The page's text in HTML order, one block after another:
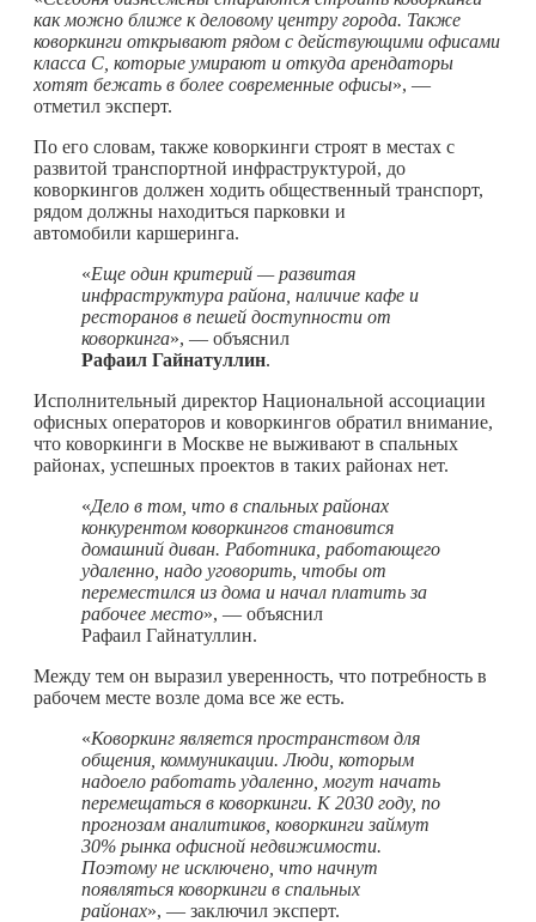
как можно ближе к деловому центру города. Также
коворкинги открывают рядом с действующими офисами
класса С, которые умирают и откуда арендаторы
хотят бежать в более современные офисы», —
отметил эксперт.
По его словам, также коворкинги строят в местах с
развитой транспортной инфраструктурой, до
коворкингов должен ходить общественный транспорт,
рядом должны находиться парковки и
автомобили каршеринга.
«Еще один критерий — развитая
инфраструктура района, наличие кафе и
ресторанов в пешей доступности от
коворкинга», — объяснил
Рафаил Гайнатуллин.
Исполнительный директор Национальной ассоциации
офисных операторов и коворкингов обратил внимание,
что коворкинги в Москве не выживают в спальных
районах, успешных проектов в таких районах нет.
«Дело в том, что в спальных районах
конкурентом коворкингов становится
домашний диван. Работника, работающего
удаленно, надо уговорить, чтобы от
переместился из дома и начал платить за
рабочее место», — объяснил
Рафаил Гайнатуллин.
Между тем он выразил уверенность, что потребность в
рабочем месте возле дома все же есть.
«Коворкинг является пространством для
общения, коммуникации. Люди, которым
надоело работать удаленно, могут начать
перемещаться в коворкинги. К 2030 году, по
прогнозам аналитиков, коворкинги займут
30% рынка офисной недвижимости.
Поэтому не исключено, что начнут
появляться коворкинги в спальных
районах», — заключил эксперт.